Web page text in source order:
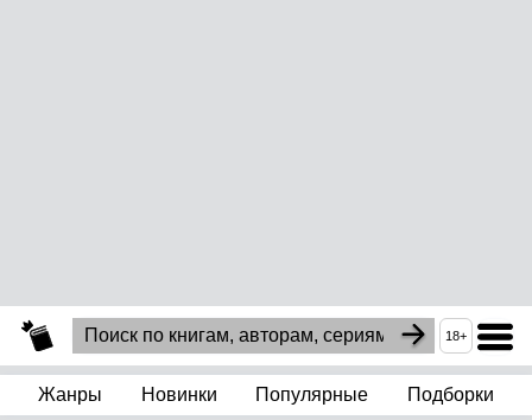
18+
Жанры Новинки Популярные Подборки